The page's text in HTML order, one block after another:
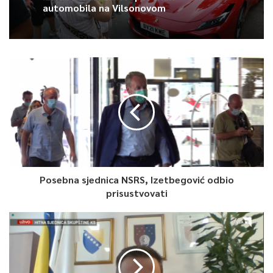
automobila na Vilsonovom
Posebna sjednica NSRS, Izetbegović odbio
prisustvovati